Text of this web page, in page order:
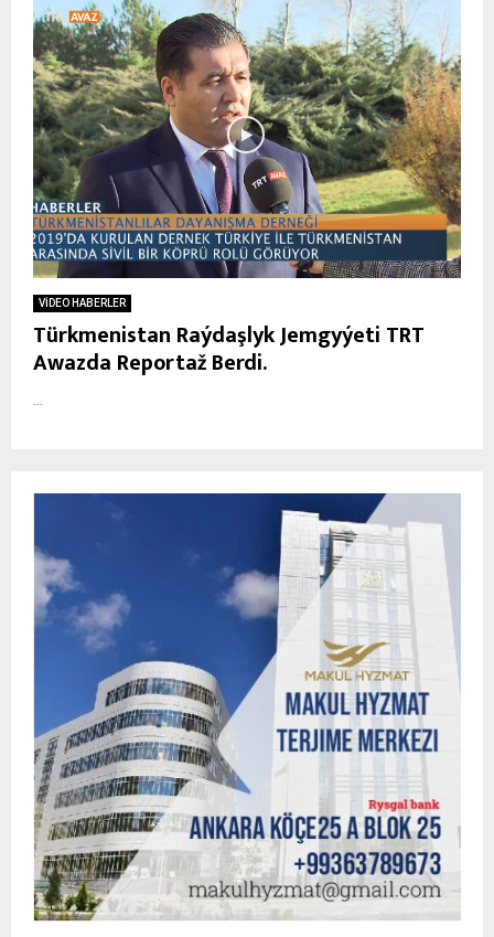
VİDEO HABERLER
Türkmenistan Raýdaşlyk Jemgyýeti TRT
Awazda Reportaž Berdi.